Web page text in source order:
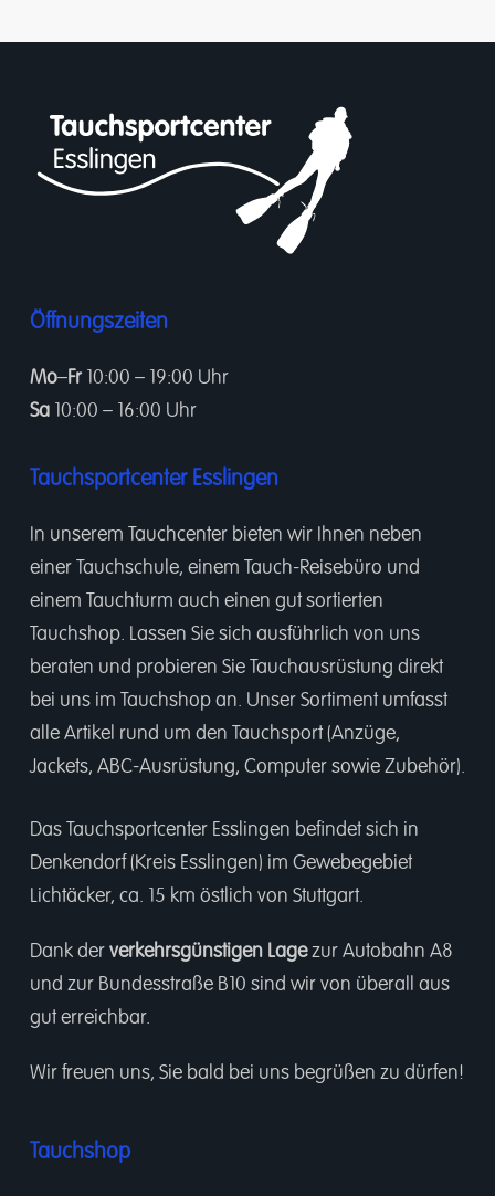
Öffnungszeiten
Mo–Fr10:00 – 19:00 Uhr
Sa10:00 – 16:00 Uhr
Tauchsportcenter Esslingen
In unserem Tauchcenterbieten wir Ihnen neben
einer Tauchschule, einem Tauch-Reisebüro und
einem Tauchturm auch einen gut sortierten
Tauchshop. Lassen Sie sich ausführlich von uns
beraten und probieren Sie Tauchausrüstung direkt
bei uns im Tauchshop an. Unser Sortiment umfasst
alle Artikel rund um den Tauchsport (Anzüge,
Jackets, ABC-Ausrüstung, Computer sowie Zubehör).
Das Tauchsportcenter Esslingen befindet sich in
Denkendorf (Kreis Esslingen) im Gewebegebiet
Lichtäcker, ca. 15 km östlich von Stuttgart.
Dank der verkehrsgünstigen Lagezur Autobahn A8
und zur Bundesstraße B10 sind wir von überall aus
gut erreichbar.
Wir freuen uns, Sie bald bei uns begrüßen zu dürfen!
Tauchshop